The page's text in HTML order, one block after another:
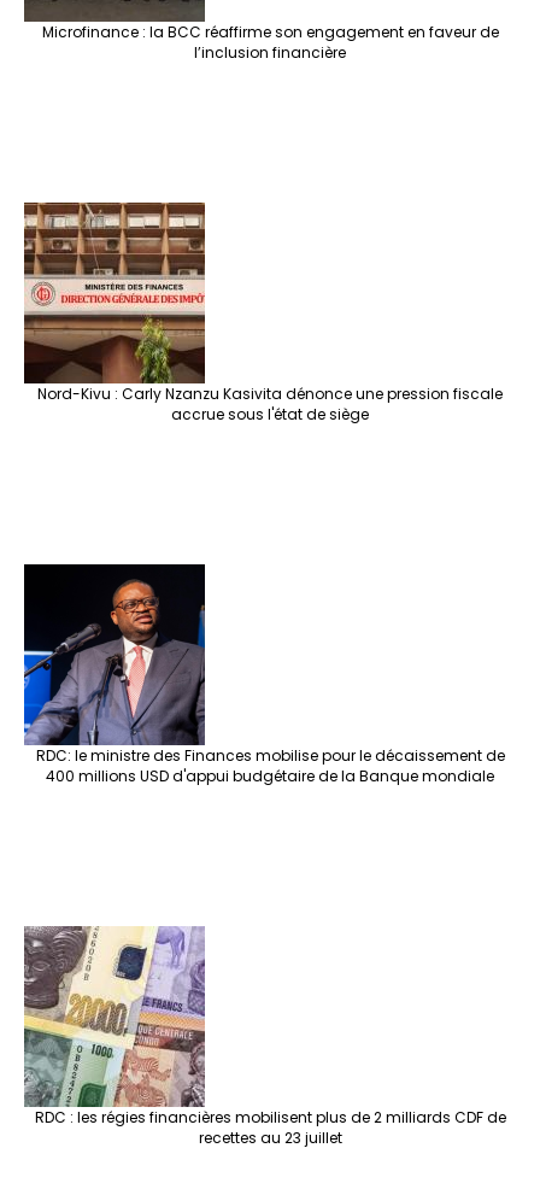
Microfinance : la BCC réaffirme son engagement en faveur de
l’inclusion financière
Nord-Kivu : Carly Nzanzu Kasivita dénonce une pression fiscale
accrue sous l'état de siège
RDC: le ministre des Finances mobilise pour le décaissement de
400 millions USD d'appui budgétaire de la Banque mondiale
RDC : les régies financières mobilisent plus de 2 milliards CDF de
recettes au 23 juillet